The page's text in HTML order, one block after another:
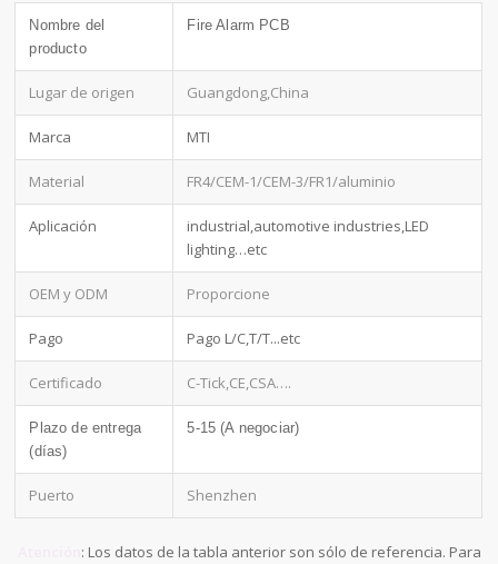
Nombre del
producto
Fire Alarm PCB
Lugar de origen Guangdong,China
Marca MTI
Material FR4/CEM-1/CEM-3/FR1/aluminio
Aplicación
industrial,automotive industries,LED
lighting…etc
OEM y ODM Proporcione
Pago Pago L/C,T/T...etc
Certificado C-Tick,CE,CSA….
Plazo de entrega
(días)
5-15 (A negociar)
Puerto Shenzhen
: Los datos de la tabla anterior son sólo de referencia. Para